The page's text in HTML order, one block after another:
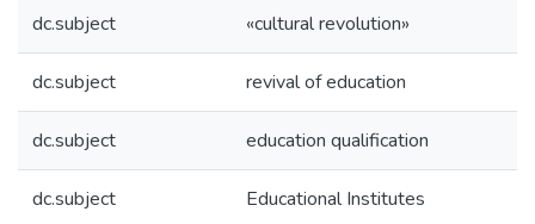
dc.subject «cultural revolution»
dc.subject revival of education
dc.subject education qualification
dc.subject Educational Institutes